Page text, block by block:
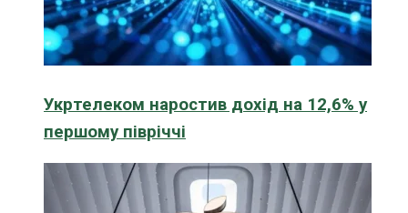
Укртелеком наростив дохід на 12,6% у
першому півріччі